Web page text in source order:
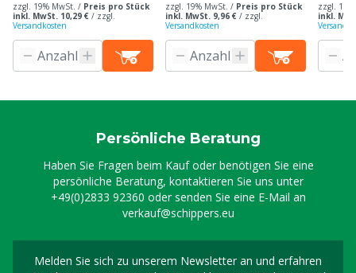
zzgl. 19% MwSt. / Preis pro Stück
inkl. MwSt. 10,29 € / zzgl.
Versandkosten
zzgl. 19% MwSt. / Preis pro Stück
inkl. MwSt. 9,96 € / zzgl.
Versandkosten
zzgl.
inkl.
Persönliche Beratung
Haben Sie Fragen beim Kauf oder benötigen Sie eine
persönliche Beratung, kontaktieren Sie uns unter
+49(0)2833 92360 oder senden Sie eine E-Mail an
verkauf@schippers.eu
Melden Sie sich zu unserem Newsletter an und erfahren
Melden Sie sich für